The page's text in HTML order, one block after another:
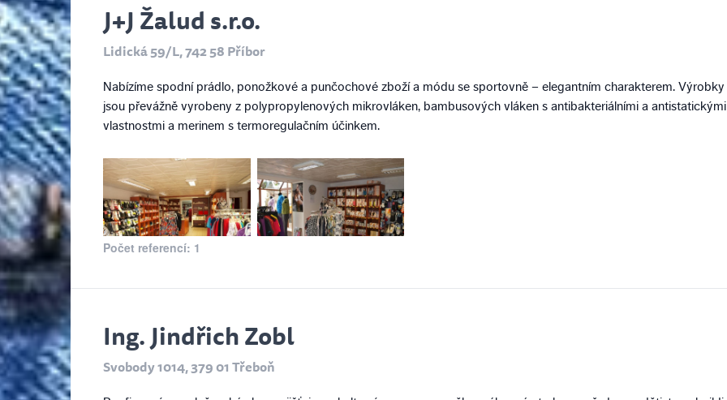
J+J Žalud s.r.o.
Lidická 59/L, 742 58 Příbor
Nabízíme spodní prádlo, ponožkové a punčochové zboží a módu se sportovně – elegantním charakterem. Výrobky
jsou převážně vyrobeny z polypropylenových mikrovláken, bambusových vláken s antibakteriálními a antistatickými
vlastnostmi a merinem s termoregulačním účinkem.
Počet referencí: 1
Ing. Jindřich Zobl
Svobody 1014, 379 01 Třeboň